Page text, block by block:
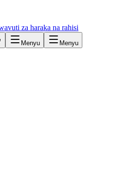
za haraka na rahisi
Menyu Menyu